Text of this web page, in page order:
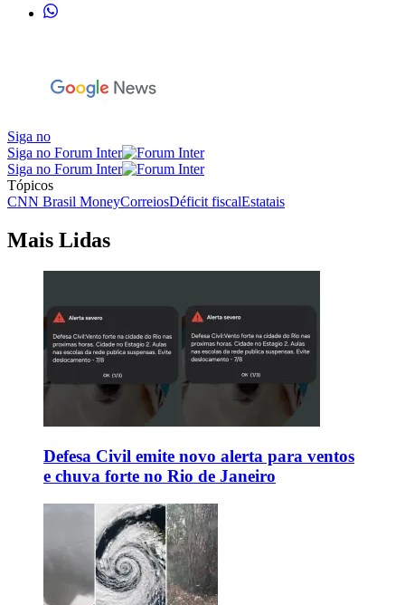
Siga no
Siga no Forum Inter
Siga no Forum Inter
Tópicos
CNN Brasil MoneyCorreiosDéficit fiscalEstatais
Mais Lidas
Defesa Civil emite novo alerta para ventos
e chuva forte no Rio de Janeiro